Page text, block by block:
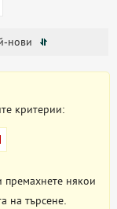
нови
критерии:
премахнете някои
на търсене.